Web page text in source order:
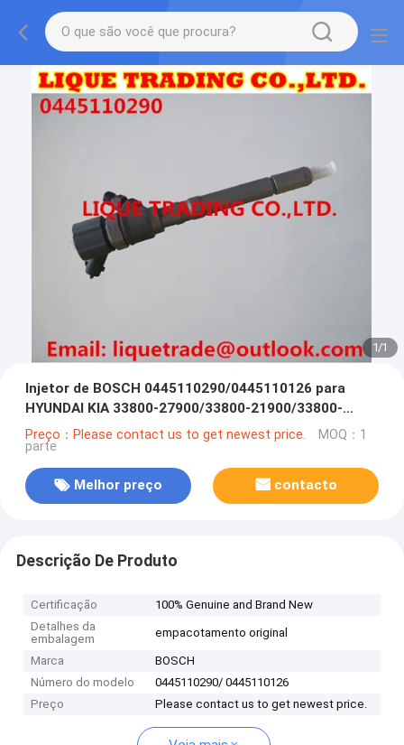
1/1
Injetor de BOSCH 0445110290/0445110126 para
HYUNDAI KIA 33800-27900/33800-21900/33800-
27000
Preço：Please contact us to get newest price. MOQ：1
parte
Melhor preço contacto
Descrição De Produto
Certificação
100% Genuine and Brand New
Detalhes da
embalagem
empacotamento original
Marca
BOSCH
Número do modelo
0445110290/ 0445110126
Preço
Please contact us to get newest price.